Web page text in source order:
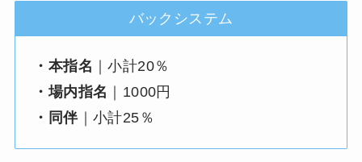
バックシステム
・本指名 ｜小計20％
・場内指名 ｜1000円
・同伴｜小計25％